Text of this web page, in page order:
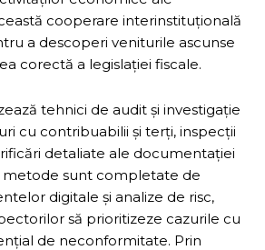
cooperare interinstituțională
a descoperi veniturile ascunse
corectă a legislației fiscale.
tehnici de audit și investigație
cu contribuabilii și terți, inspecții
detaliate ale documentației
metode sunt completate de
digitale și analize de risc,
să prioritizeze cazurile cu
de neconformitate. Prin